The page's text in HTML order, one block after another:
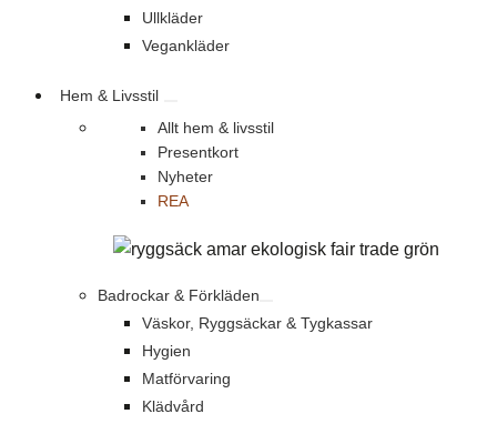
Ullkläder
Vegankläder
Hem & Livsstil
Allt hem & livsstil
Presentkort
Nyheter
REA
Badrockar & Förkläden
Väskor, Ryggsäckar & Tygkassar
Hygien
Matförvaring
Klädvård